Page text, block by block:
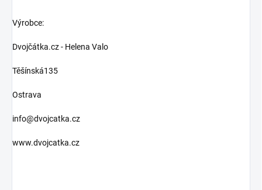
Výrobce:
Dvojčátka.cz - Helena Valo
Těšínská135
Ostrava
info@dvojcatka.cz
www.dvojcatka.cz